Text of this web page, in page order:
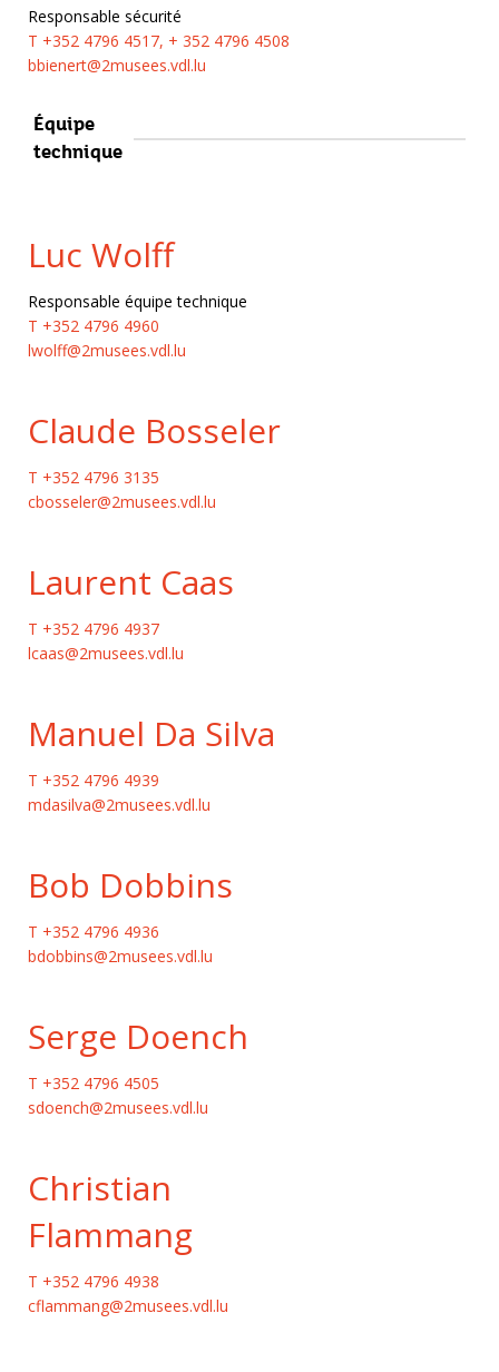
Responsable sécurité
T +352 4796 4517, + 352 4796 4508
bbienert@2musees.vdl.lu
Équipe
technique
Luc Wolff
Responsable équipe technique
T +352 4796 4960
lwolff@2musees.vdl.lu
Claude Bosseler
T +352 4796 3135
cbosseler@2musees.vdl.lu
Laurent Caas
T +352 4796 4937
lcaas@2musees.vdl.lu
Manuel Da Silva
T +352 4796 4939
mdasilva@2musees.vdl.lu
Bob Dobbins
T +352 4796 4936
bdobbins@2musees.vdl.lu
Serge Doench
T +352 4796 4505
sdoench@2musees.vdl.lu
Christian
Flammang
T +352 4796 4938
cflammang@2musees.vdl.lu